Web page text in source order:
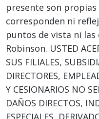
presente son
corresponden ni
puntos de vista ni las
Robinson. USTED
SUS FILIALES,
DIRECTORES,
Y CESIONARIOS NO
DAÑOS DIRECTOS,
ESPECIALES,